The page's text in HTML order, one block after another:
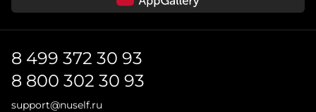
8 499 372 30 93
8 800 302 30 93
support@nuself.ru